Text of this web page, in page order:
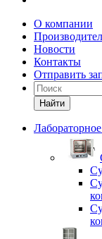
О компании
Новости
Контакты
Отправить
Найти